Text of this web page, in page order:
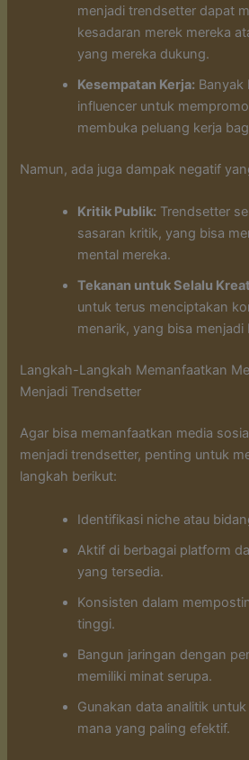
menjadi trendsetter dapat
kesadaran merek mereka
yang mereka dukung.
Kesempatan Kerja: Banyak
influencer untuk
membuka peluang kerja
Namun, ada juga dampak negatif
Kritik Publik: Trendsetter
sasaran kritik, yang bisa
mental mereka.
Tekanan untuk Selalu
untuk terus menciptakan
menarik, yang bisa menjadi
Langkah-Langkah Memanfaatkan
Menjadi Trendsetter
Agar bisa memanfaatkan media
menjadi trendsetter, penting untuk
langkah berikut:
Identifikasi niche atau
Aktif di berbagai platform
yang tersedia.
Konsisten dalam
tinggi.
Bangun jaringan dengan
memiliki minat serupa.
Gunakan data analitik
mana yang paling efektif.